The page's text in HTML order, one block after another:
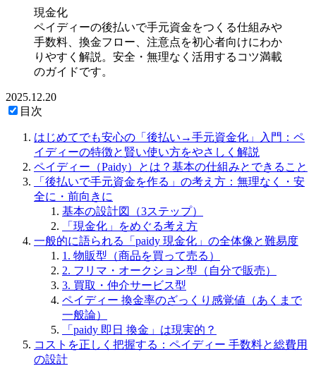
現金化
ペイディーの後払いで手元資金をつくる仕組みや
手数料、換金フロー、注意点を初心者向けにわか
りやすく解説。安全・無理なく活用するコツ満載
のガイドです。
2025.12.20
目次
はじめてでも安心の「後払い→手元資金化」入門：ペ
イディーの特徴と賢い使い方をやさしく解説
ペイディー（Paidy）とは？基本の仕組みとできること
「後払いで手元資金を作る」の考え方：無理なく・安
全に・前向きに
基本の設計図（3ステップ）
「現金化」をめぐる考え方
一般的に語られる「paidy 現金化」の全体像と難易度
1. 物販型（商品を買って売る）
2. フリマ・オークション型（自分で販売）
3. 買取・仲介サービス型
ペイディー 換金率のざっくり感覚値（あくまで
一般論）
「paidy 即日 換金」は現実的？
コストを正しく把握する：ペイディー 手数料と総費用
の設計